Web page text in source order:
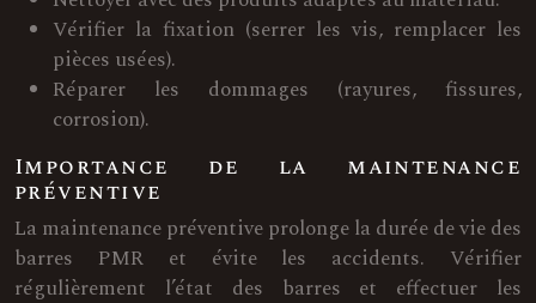
Vérifier la fixation (serrer les vis, remplacer les
pièces usées).
Réparer les dommages (rayures, fissures,
corrosion).
Importance de la maintenance
préventive
La maintenance préventive prolonge la durée de vie des
barres PMR et évite les accidents. Vérifier
régulièrement l’état des barres et effectuer les